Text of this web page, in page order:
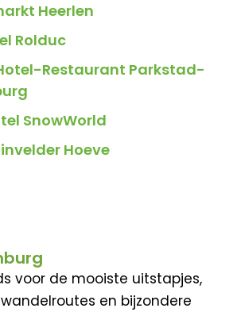
Heerlen
Rolduc
Restaurant Parkstad-
SnowWorld
Hoeve
voor de mooiste uitstapjes,
en bijzondere